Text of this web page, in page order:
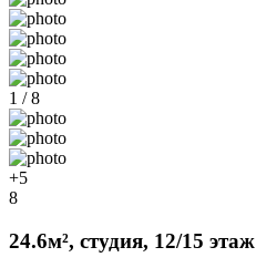
1 / 8
+5
8
24.6м², студия, 12/15 этаж